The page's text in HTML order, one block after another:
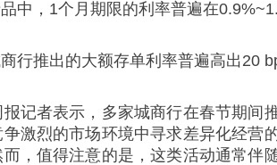
中，1个月期限的利率普遍在
行推出的大额存单利率普遍高出20
记者表示，多家城商行在春节期
激烈的市场环境中寻求差异化经
，值得注意的是，这类活动通常